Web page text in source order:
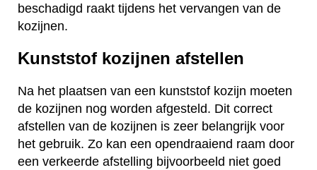
beschadigd raakt tijdens het vervangen van de
kozijnen.
Kunststof kozijnen afstellen
Na het plaatsen van een kunststof kozijn moeten
de kozijnen nog worden afgesteld. Dit correct
afstellen van de kozijnen is zeer belangrijk voor
het gebruik. Zo kan een opendraaiend raam door
een verkeerde afstelling bijvoorbeeld niet goed